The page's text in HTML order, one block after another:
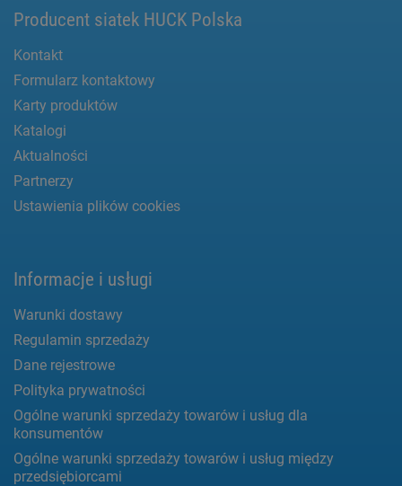
Producent siatek HUCK Polska
Kontakt
Formularz kontaktowy
Karty produktów
Katalogi
Aktualności
Partnerzy
Ustawienia plików cookies
Informacje i usługi
Warunki dostawy
Regulamin sprzedaży
Dane rejestrowe
Polityka prywatności
Ogólne warunki sprzedaży towarów i usług dla
konsumentów
Ogólne warunki sprzedaży towarów i usług między
przedsiębiorcami